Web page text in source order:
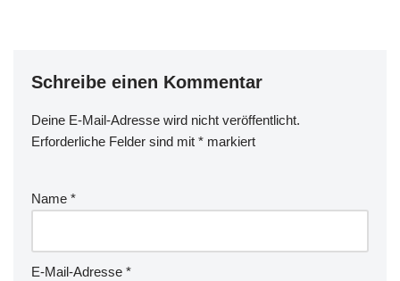
Schreibe einen Kommentar
Deine E-Mail-Adresse wird nicht veröffentlicht.
Erforderliche Felder sind mit * markiert
Name *
E-Mail-Adresse *